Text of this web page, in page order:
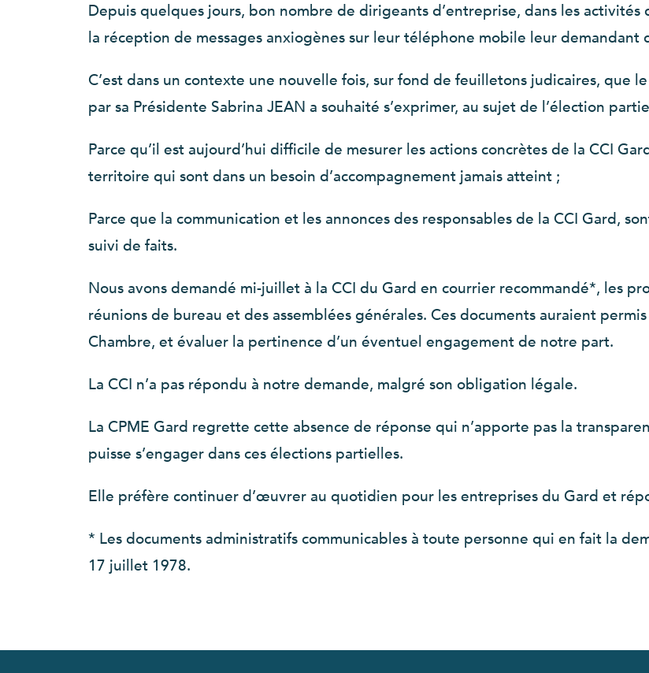
Depuis quelques jours, bon nombre de dirigeants d’entreprise, dans les
la réception de messages anxiogènes sur leur téléphone mobile leur demandant
C’est dans un contexte une nouvelle fois, sur fond de feuilletons judicaires, que
par sa Présidente Sabrina JEAN a souhaité s’exprimer, au sujet de l’élection
Parce qu’il est aujourd’hui difficile de mesurer les actions concrètes de la CCI
territoire qui sont dans un besoin d’accompagnement jamais atteint ;
Parce que la communication et les annonces des responsables de la CCI Gard,
suivi de faits.
Nous avons demandé mi-juillet à la CCI du Gard en courrier recommandé*, les
réunions de bureau et des assemblées générales. Ces documents auraient
Chambre, et évaluer la pertinence d’un éventuel engagement de notre part.
La CCI n’a pas répondu à notre demande, malgré son obligation légale.
La CPME Gard regrette cette absence de réponse qui n’apporte pas la
puisse s’engager dans ces élections partielles.
Elle préfère continuer d’œuvrer au quotidien pour les entreprises du Gard et
* Les documents administratifs communicables à toute personne qui en fait la
17 juillet 1978.